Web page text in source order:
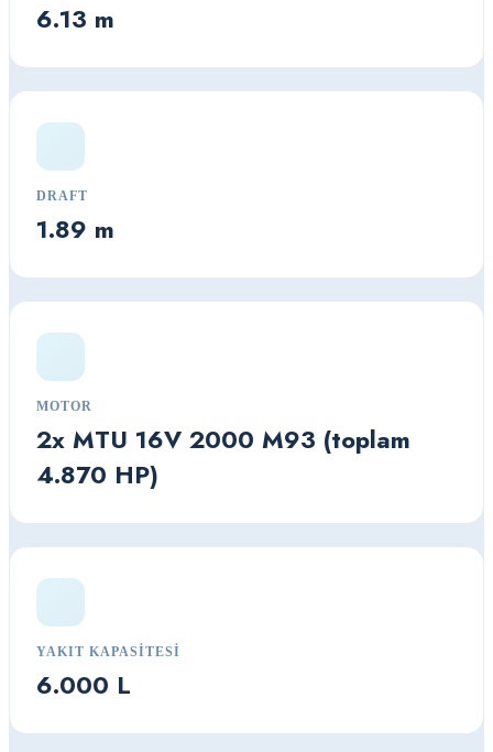
6.13 m
DRAFT
1.89 m
MOTOR
2x MTU 16V 2000 M93 (toplam
4.870 HP)
YAKIT KAPASITESI
6.000 L